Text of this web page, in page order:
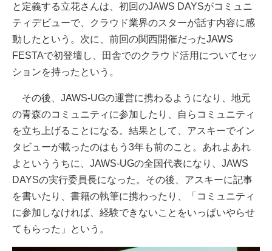
と定義する立花さんは、初回のJAWS DAYSがコミュニ
ティデビューで、クラウド業界のスターが話す内容に感
動したという。次に、前回の関西開催だったJAWS
FESTAで初登壇し、田舎でのクラウド活用についてセッ
ションを持ったという。
その後、JAWS-UGの運営に携わるようになり、地元
の青森のコミュニティに参加したり、自らコミュニティ
を立ち上げることになる。結果として、アスキーでイン
タビューが載ったのはもう3年も前のこと。あれよあれ
よといううちに、JAWS-UGの全国代表になり、JAWS
DAYSの実行委員長になった。その後、アスキーに記事
を書いたり、書籍の執筆に携わったり、「コミュニティ
に参加しなければ、経験できないことをいっぱいやらせ
てもらった」という。